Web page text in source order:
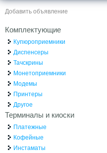
Добавить объявление
Комплектующие
Купюроприемники
Диспенсеры
Тачскрины
Монетоприемники
Модемы
Принтеры
Другое
Терминалы и киоски
Платежные
Кофейные
Инстаматы